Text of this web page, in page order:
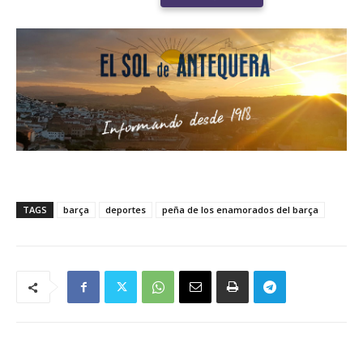
TAGS barça deportes peña de los enamorados del barça